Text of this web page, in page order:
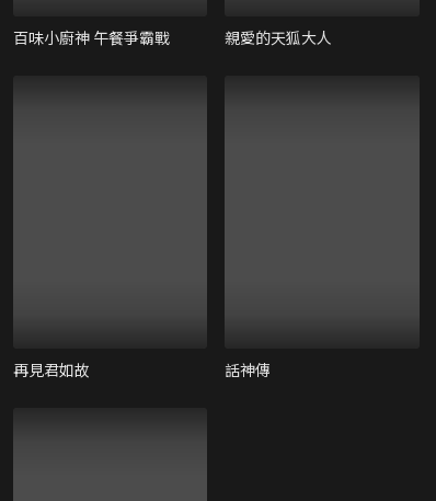
百味小廚神 午餐爭霸戰 親愛的天狐大人
再見君如故 話神傳